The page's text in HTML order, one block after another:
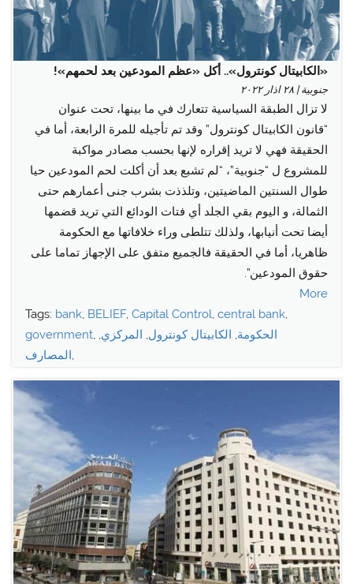
«الكابيتال كونترول».. أكل «عظم المودعين بعد لحمهم»!
جنوبية | ٢٨ اذار ٢٠٢٢
لا تزال الطبقة السياسية تتعارك في ما بينها، تحت عنوان
“قانون الكابيتال كونترول” وقد تم تأجيله للمرة الرابعة، أما في
الحقيقة فهي لا تريد إقراره لإنها بحسب مصادر مواكبة
للمشروع ل “جنوبية”، “لم تشبع بعد أن أكلت لحم المودعين حيا
طوال السنتين الماضيتين، وتلذذت بشرب جنى أعمارهم حتى
الثمالة، و اليوم بقي الجلد أي فتات الودائع التي تريد قضمها
أيضا تحت أنيابها، ولذلك تتلطى وراء خلافاتها مع الحكومة
ظاهريا، أما في الحقيقة فالجميع متفق على الإجهاز تماما على
حقوق المودعين”.
More
Tags: bank, BELIEF, Capital Control, central bank,
government, الحكومة, الكابيتال كونترول, المركزي,
المصارف,